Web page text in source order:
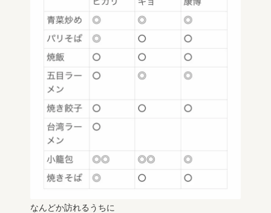
なんどか訪れるうちに